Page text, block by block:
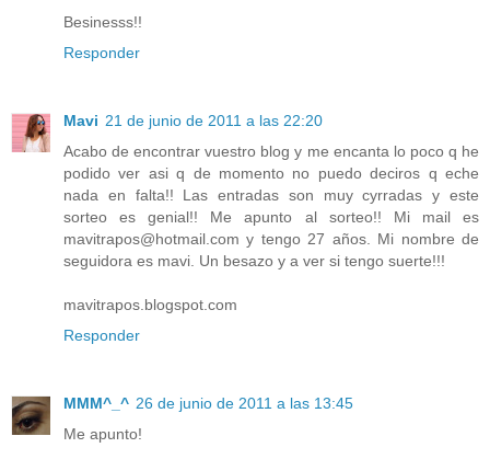
Besinesss!!
Responder
Mavi 21 de junio de 2011 a las 22:20
Acabo de encontrar vuestro blog y me encanta lo poco q he
podido ver asi q de momento no puedo deciros q eche
nada en falta!! Las entradas son muy cyrradas y este
sorteo es genial!! Me apunto al sorteo!! Mi mail es
mavitrapos@hotmail.com y tengo 27 años. Mi nombre de
seguidora es mavi. Un besazo y a ver si tengo suerte!!!
mavitrapos.blogspot.com
Responder
MMM^_^ 26 de junio de 2011 a las 13:45
Me apunto!